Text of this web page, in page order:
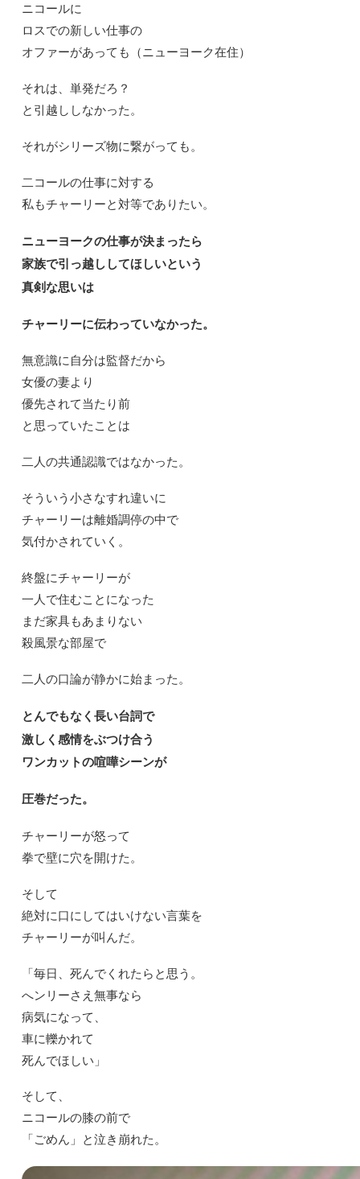
ニコールに
ロスでの新しい仕事の
オファーがあっても（ニューヨーク在住）
それは、単発だろ？
と引越ししなかった。
それがシリーズ物に繋がっても。
二コールの仕事に対する
私もチャーリーと対等でありたい。
ニューヨークの仕事が決まったら
家族で引っ越ししてほしいという
真剣な思いは
チャーリーに伝わっていなかった。
無意識に自分は監督だから
女優の妻より
優先されて当たり前
と思っていたことは
二人の共通認識ではなかった。
そういう小さなすれ違いに
チャーリーは離婚調停の中で
気付かされていく。
終盤にチャーリーが
一人で住むことになった
まだ家具もあまりない
殺風景な部屋で
二人の口論が静かに始まった。
とんでもなく長い台詞で
激しく感情をぶつけ合う
ワンカットの喧嘩シーンが
圧巻だった。
チャーリーが怒って
拳で壁に穴を開けた。
そして
絶対に口にしてはいけない言葉を
チャーリーが叫んだ。
「毎日、死んでくれたらと思う。
へンリーさえ無事なら
病気になって、
車に轢かれて
死んでほしい」
そして、
ニコールの膝の前で
「ごめん」と泣き崩れた。